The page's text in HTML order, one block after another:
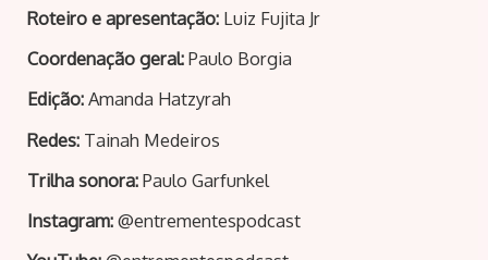
Roteiro e apresentação: Luiz Fujita Jr
Coordenação geral:Paulo Borgia
Edição:Amanda Hatzyrah
Redes: Tainah Medeiros
Trilha sonora:Paulo Garfunkel
Instagram: @entrementespodcast